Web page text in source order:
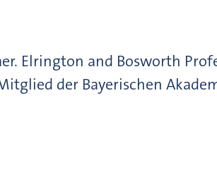
Elrington and Bosworth
der Bayerischen